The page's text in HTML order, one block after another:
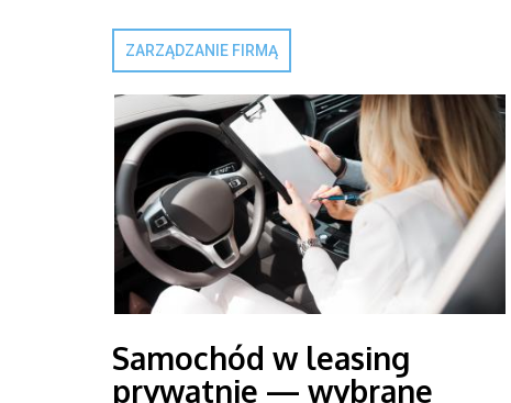
ZARZĄDZANIE FIRMĄ
Samochód w leasing
prywatnie — wybrane